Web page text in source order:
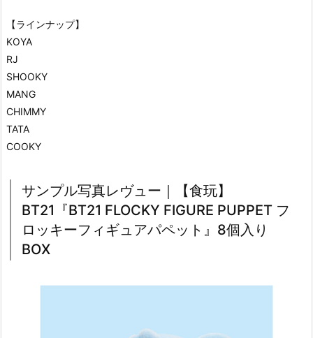
【ラインナップ】
KOYA
RJ
SHOOKY
MANG
CHIMMY
TATA
COOKY
サンプル写真レヴュー｜【食玩】
BT21『BT21 FLOCKY FIGURE PUPPET フ
ロッキーフィギュアパペット』8個入り
BOX